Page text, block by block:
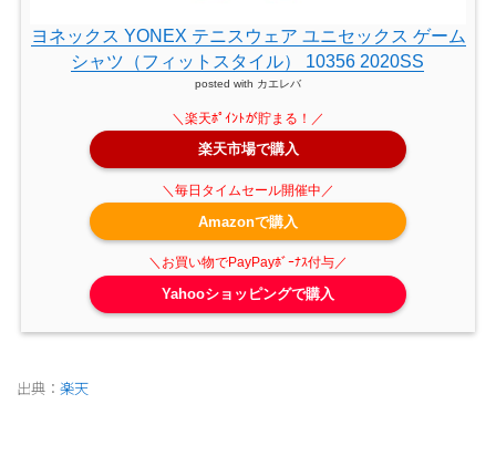
ヨネックス YONEX テニスウェア ユニセックス ゲーム
シャツ（フィットスタイル） 10356 2020SS
posted with カエレバ
楽天市場で購入
Amazonで購入
Yahooショッピングで購入
出典： 楽天